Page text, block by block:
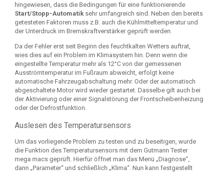
hingewiesen, dass die Bedingungen für eine funktionierende
Start/Stopp-Automatik sehr umfangreich sind. Neben den bereits
getesteten Faktoren muss z.B. auch die Kühlmitteltemperatur und
der Unterdruck im Bremskraftverstärker geprüft werden.
Da der Fehler erst seit Beginn des feuchtkalten Wetters auftrat,
wies dies auf ein Problem im Klimasystem hin. Denn wenn die
eingestellte Temperatur mehr als 12°C von der gemessenen
Ausströmtemperatur im Fußraum abweicht, erfolgt keine
automatische Fahrzeugabschaltung mehr. Oder der automatisch
abgeschaltete Motor wird wieder gestartet. Dasselbe gilt auch bei
der Aktivierung oder einer Signalstörung der Frontscheibenheizung
oder der Defrostfunktion.
Auslesen des Temperatursensors
Um das vorliegende Problem zu testen und zu beseitigen, wurde
die Funktion des Temperatursensors mit dem Gutmann Tester
mega macs geprüft. Hierfür öffnet man das Menü „Diagnose“,
dann „Parameter“ und schließlich „Klima“. Nun kann festgestellt